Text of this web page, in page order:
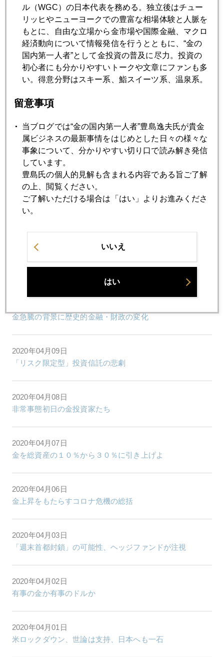
2020年04月21日
原油がマイナス価格って、どういうこと？
2020年04月20日
綿棒が足りない
2020年04月16日
未曽有の経済統計に揺れるＮＹ市場
2020年04月15日
どうなるコロナ
2020年04月14日
金急騰の背景に歴史的金融・財政の変化
2020年04月09日
「リスク限定型」投資信託の悲劇
2020年04月08日
非常事態初日の金投資家たち
2020年04月07日
金を総資産の１０％から３０％に引き上げよ
2020年04月06日
金上昇をもたらすコロナ危機の総括
2020年04月03日
「週末首都封鎖」の可能性、ヘッジファンドが注視
2020年04月02日
有事の金か有事のドルか
2020年04月01日
米ロックダウン、世論は支持、日本へも一石
ル（WGC）の日本代表を務める。独立後はチュー
リッヒやニューヨークでの豊富な相場体験と人脈を
もとに、自由な立場から金市場や国際金融、マクロ
経済動向について情報発信を行うとともに、“金の
国内第一人者”として金投資の普及に尽力。投資の
初心者にも分かりやすいトークや文章にファンも多
い。得意分野はスキー系、鮨スイーツ系、温泉系。
留意事項
当ブログでは“金の国内第一人者”豊島逸夫氏が貴金
属ビジネスの最新事情をはじめとした日々の様々な
事象について、分かりやすい切り口で読み解き発信
しています。
豊島氏の個人的見解も含まれる内容である旨ご了解
の上、閲覧ください。
ご了解いただける場合は「はい」よりお進みくださ
い。
いいえ
はい